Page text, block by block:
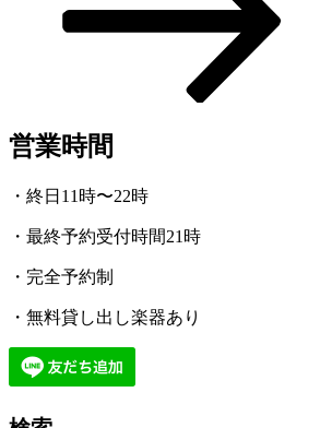
営業時間
・終日11時〜22時
・最終予約受付時間21時
・完全予約制
・無料貸し出し楽器あり